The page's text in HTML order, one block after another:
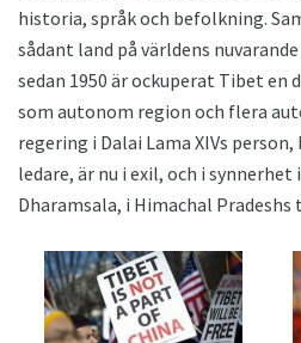
historia, språk och befolkning.
sådant land på världens
sedan 1950 är ockuperat Tibet en
som autonom region och flera
regering i Dalai Lama XIVs
ledare, är nu i exil, och i synnerhet
Dharamsala, i Himachal